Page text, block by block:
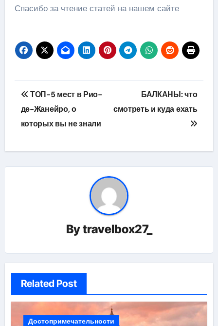
Спасибо за чтение статей на нашем сайте
Навигация
по
записям
ТОП-5 мест в Рио-
де-Жанейро, о
которых вы не знали
БАЛКАНЫ: что
смотреть и куда ехать
Bytravelbox27_
Related Post
Достопримечательности